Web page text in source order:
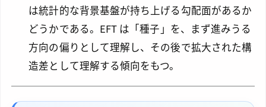
は統計的な背景基盤が持ち上げる勾配面があるか
どうかである。EFT は「種子」を、まず進みうる
方向の偏りとして理解し、その後で拡大された構
造差として理解する傾向をもつ。